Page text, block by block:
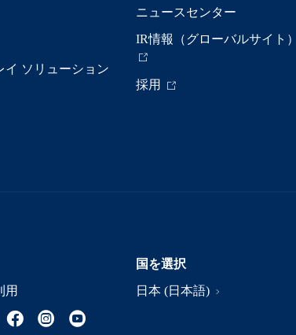
イ ソリューション
ニュースセンター
IR情報（グローバルサイト）
採用
用
国を選択
日本 (日本語)